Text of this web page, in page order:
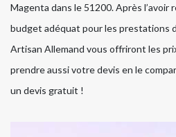
Magenta dans le 51200. Après l’avoir
budget adéquat pour les prestations
Artisan Allemand vous offriront les
prendre aussi votre devis en le
un devis gratuit !